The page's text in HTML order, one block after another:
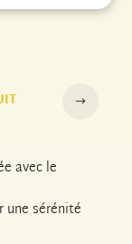
avec le
une sérénité